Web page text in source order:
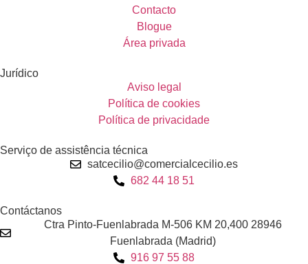
Contacto
Blogue
Área privada
Jurídico
Aviso legal
Política de cookies
Política de privacidade
Serviço de assistência técnica
satcecilio@comercialcecilio.es
682 44 18 51
Contáctanos
Ctra Pinto-Fuenlabrada M-506 KM 20,400 28946
Fuenlabrada (Madrid)
916 97 55 88